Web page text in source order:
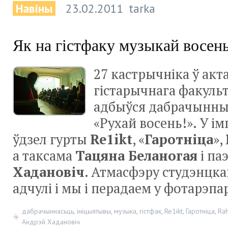
Навіны 23.02.2011 tarka
Як на гістфаку музыкай
27 кастрычніка ў
гістарычнага
адбыўся
«Рухай восень!». У
ўдзел гурты Re1ikt, «Гаротніца»,
а таксама Тацяна Беланогая і
Хадановіч. Атмасфэру
адчулі і мы і перадаем у
дабрачыннасьць, ініцыятывы, музыка, гістфак, Re1ikt, Гаротніца,
Андрэй Хадановіч